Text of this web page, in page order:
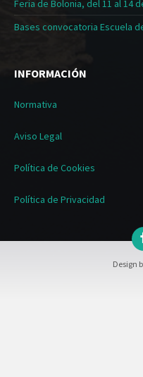
Feria de Bolonia, del 11 al 14
Bases convocatoria Escuela
INFORMACIÓN
Normativa
Aviso Legal
Política de Cookies
Política de Privacidad
Design